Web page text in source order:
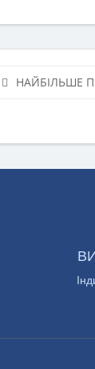
НАЙБІЛЬШЕ